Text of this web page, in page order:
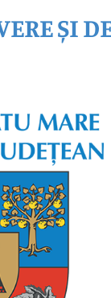
Ultimele
ȘI